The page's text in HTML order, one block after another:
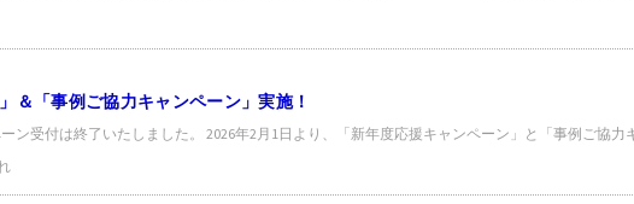
＆「事例ご協力キャンペーン」実施！
ン受付は終了いたしました。 2026年2月1日より、「新年度応援キャンペーン」と「事例ご協